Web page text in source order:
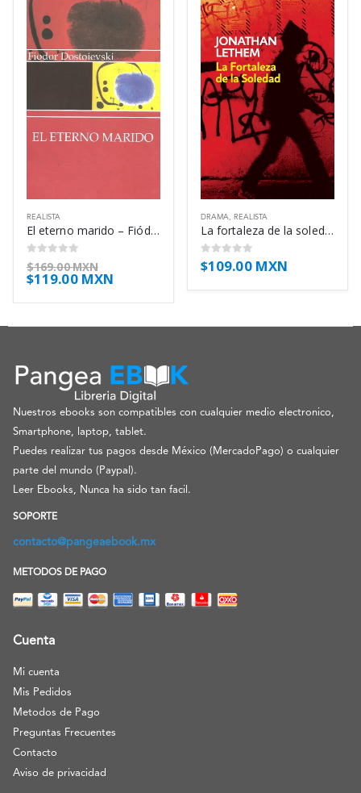
REALISTA
El eterno marido – Fiódor Dostoyevski
0out of 5
$169.00 MXN
$119.00 MXN
DRAMA, REALISTA
La fortaleza de la soledad – Jonathan Lethem
0out of 5
$109.00 MXN
Nuestros ebooks son compatibles con cualquier medio electronico,
Smartphone, laptop, tablet.
Puedes realizar tus pagos desde México (MercadoPago) o cualquier
parte del mundo (Paypal).
Leer Ebooks, Nunca ha sido tan facil.
SOPORTE
contacto@pangeaebook.mx
METODOS DE PAGO
Cuenta
Mi cuenta
Mis Pedidos
Metodos de Pago
Preguntas Frecuentes
Contacto
Aviso de privacidad